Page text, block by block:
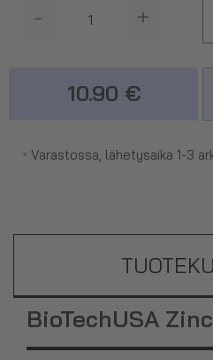
- +
10.90 €
• Varastossa, lähetysaika 1-3
BioTechUSA